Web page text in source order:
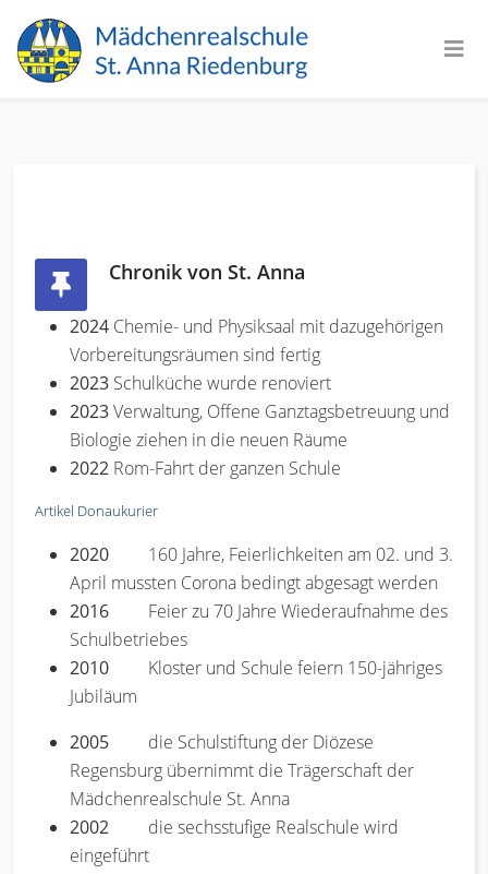
Chronik von St. Anna
2024 Chemie- und Physiksaal mit dazugehörigen
Vorbereitungsräumen sind fertig
2023 Schulküche wurde renoviert
2023Verwaltung, Offene Ganztagsbetreuung und
Biologie ziehen in die neuen Räume
2022 Rom-Fahrt der ganzen Schule
Artikel Donaukurier
2020
160 Jahre, Feierlichkeiten am 02. und 3.
April mussten Corona bedingt abgesagt werden
2016 Feier zu 70 Jahre Wiederaufnahme des
Schulbetriebes
2010 Kloster und Schule feiern 150-jähriges
Jubiläum
2005 die Schulstiftung der Diözese
Regensburg übernimmt die Trägerschaft der
Mädchenrealschule St. Anna
2002 die sechsstufige Realschule wird
eingeführt